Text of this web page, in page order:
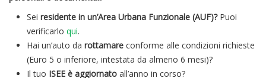
Sei residente in un’Area Urbana Funzionale (AUF)?Puoi
verificarlo qui.
Hai un’auto da rottamare conforme alle condizioni richieste
(Euro 5 o inferiore, intestata da almeno 6 mesi)?
Il tuo ISEE è aggiornato all’anno in corso?